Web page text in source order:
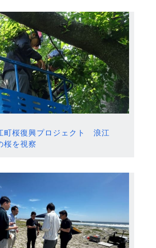
町桜復興プロジェクト 浪江
桜を視察